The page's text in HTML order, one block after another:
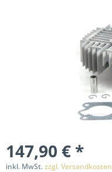
147,90 € *
inkl. MwSt.zzgl. Versandkosten